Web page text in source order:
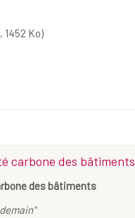
1452 Ko)
carbone des bâtiments
des bâtiments